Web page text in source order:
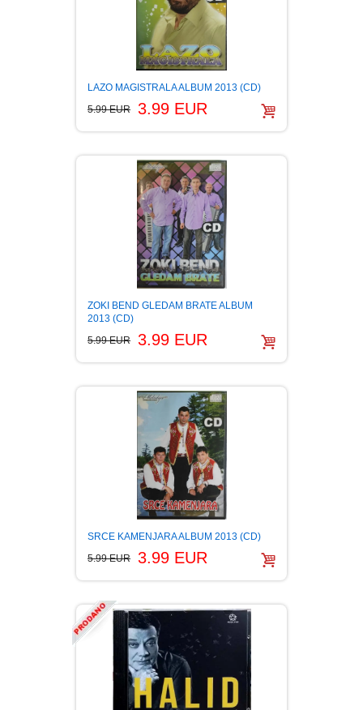
FANTASTIKA
HOROR
INTERNET I RAČUNARI
KLASICI
KNJIGE ZA DECU
KOMEDIJA
KRIMINALISTIČKI
LJUBAVNI
MITOLOGIJA
MUZIKA
NAUČNA FANTASTIKA
POEZIJA
POPULARNA PSIHOLOGIJA
PRIČE
LAZO MAGISTRALA ALBUM 2013 (CD)
5.99 EUR
3.99 EUR
ZOKI BEND GLEDAM BRATE ALBUM
2013 (CD)
5.99 EUR
3.99 EUR
SRCE KAMENJARA ALBUM 2013 (CD)
5.99 EUR
3.99 EUR